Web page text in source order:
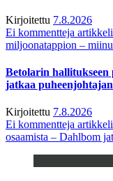
Kirjoitettu 7.8.2026
Ei kommentteja
miljoonatappion –
Betolarin hallitukseen
jatkaa
Kirjoitettu 7.8.2026
Ei kommentteja
osaamista – Dahlbom